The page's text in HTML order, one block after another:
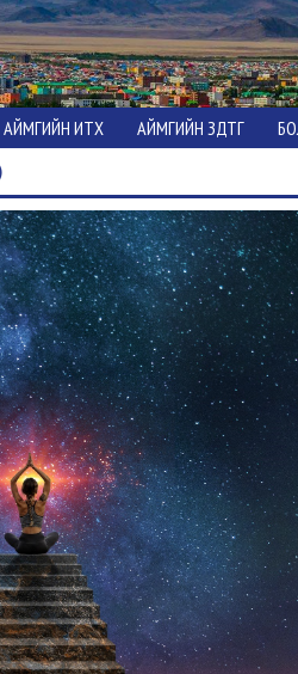
АЙМГИЙН ИТХ АЙМГИЙН ЗДТГ